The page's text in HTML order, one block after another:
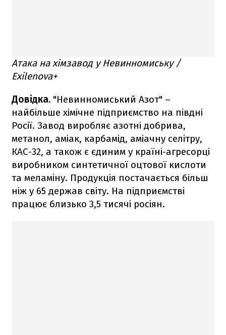
Атака на хімзавод у Невинномиську /
Exilenova+
Довідка. "Невинномиський Азот" –
найбільше хімічне підприємство на півдні
Росії. Завод виробляє азотні добрива,
метанол, аміак, карбамід, аміачну селітру,
КАС-32, а також є єдиним у країні-агресорці
виробником синтетичної оцтової кислоти
та меламіну. Продукція постачається більш
ніж у 65 держав світу. На підприємстві
працює близько 3,5 тисячі росіян.